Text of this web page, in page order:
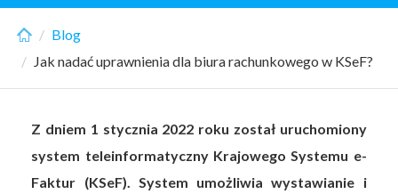
Blog
Jak nadać uprawnienia dla biura rachunkowego w KSeF?
Z dniem 1 stycznia 2022 roku został uruchomiony
system teleinformatyczny Krajowego Systemu e-
Faktur (KSeF). System umożliwia wystawianie i